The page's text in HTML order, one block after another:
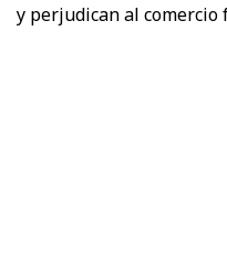
y perjudican al comercio